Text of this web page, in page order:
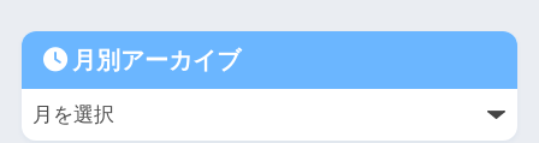
月別アーカイブ